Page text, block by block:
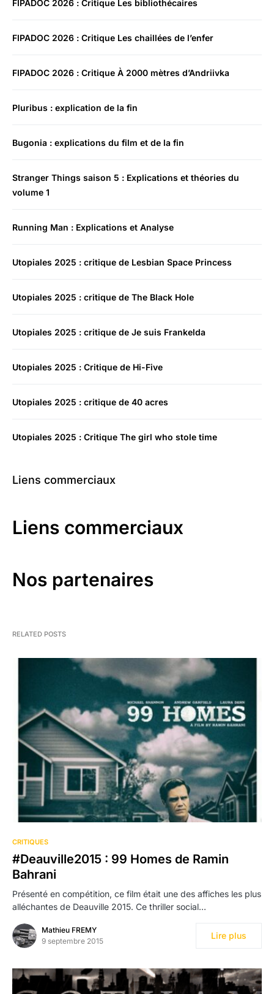
FIPADOC 2026 : Critique Les bibliothécaires
FIPADOC 2026 : Critique Les chaillées de l’enfer
FIPADOC 2026 : Critique À 2000 mètres d’Andriivka
Pluribus : explication de la fin
Bugonia : explications du film et de la fin
Stranger Things saison 5 : Explications et théories du
volume 1
Running Man : Explications et Analyse
Utopiales 2025 : critique de Lesbian Space Princess
Utopiales 2025 : critique de The Black Hole
Utopiales 2025 : critique de Je suis Frankelda
Utopiales 2025 : Critique de Hi-Five
Utopiales 2025 : critique de 40 acres
Utopiales 2025 : Critique The girl who stole time
Liens commerciaux
Liens commerciaux
Nos partenaires
RELATED POSTS
CRITIQUES
#Deauville2015 : 99 Homes de Ramin
Bahrani
Présenté en compétition, ce film était une des affiches les plus
alléchantes de Deauville 2015. Ce thriller social…
Mathieu FREMY
9 septembre 2015
Lire plus